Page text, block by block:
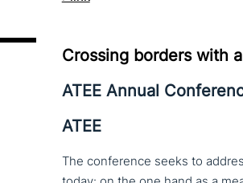
Crossing borders with
ATEE Annual
ATEE
The conference seeks to